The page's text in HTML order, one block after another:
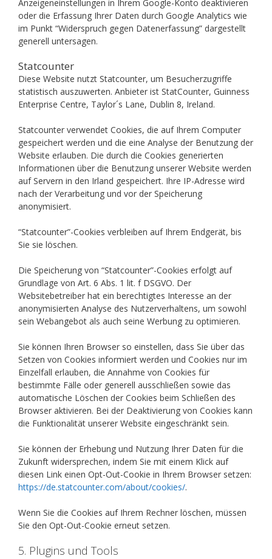
Anzeigeneinstellungen in Ihrem Google-Konto deaktivieren
oder die Erfassung Ihrer Daten durch Google Analytics wie
im Punkt “Widerspruch gegen Datenerfassung” dargestellt
generell untersagen.
Statcounter
Diese Website nutzt Statcounter, um Besucherzugriffe
statistisch auszuwerten. Anbieter ist StatCounter, Guinness
Enterprise Centre, Taylor´s Lane, Dublin 8, Ireland.
Statcounter verwendet Cookies, die auf Ihrem Computer
gespeichert werden und die eine Analyse der Benutzung der
Website erlauben. Die durch die Cookies generierten
Informationen über die Benutzung unserer Website werden
auf Servern in den Irland gespeichert. Ihre IP-Adresse wird
nach der Verarbeitung und vor der Speicherung
anonymisiert.
“Statcounter”-Cookies verbleiben auf Ihrem Endgerät, bis
Sie sie löschen.
Die Speicherung von “Statcounter”-Cookies erfolgt auf
Grundlage von Art. 6 Abs. 1 lit. f DSGVO. Der
Websitebetreiber hat ein berechtigtes Interesse an der
anonymisierten Analyse des Nutzerverhaltens, um sowohl
sein Webangebot als auch seine Werbung zu optimieren.
Sie können Ihren Browser so einstellen, dass Sie über das
Setzen von Cookies informiert werden und Cookies nur im
Einzelfall erlauben, die Annahme von Cookies für
bestimmte Fälle oder generell ausschließen sowie das
automatische Löschen der Cookies beim Schließen des
Browser aktivieren. Bei der Deaktivierung von Cookies kann
die Funktionalität unserer Website eingeschränkt sein.
Sie können der Erhebung und Nutzung Ihrer Daten für die
Zukunft widersprechen, indem Sie mit einem Klick auf
diesen Link einen Opt-Out-Cookie in Ihrem Browser setzen:
https://de.statcounter.com/about/cookies/.
Wenn Sie die Cookies auf Ihrem Rechner löschen, müssen
Sie den Opt-Out-Cookie erneut setzen.
5. Plugins und Tools